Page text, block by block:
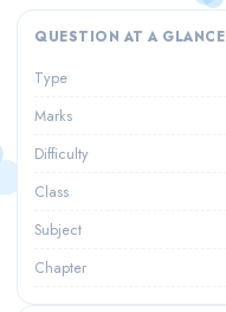
QUESTION AT A GLANCE
Type
Marks
Difficulty
Class
Subject
Chapter